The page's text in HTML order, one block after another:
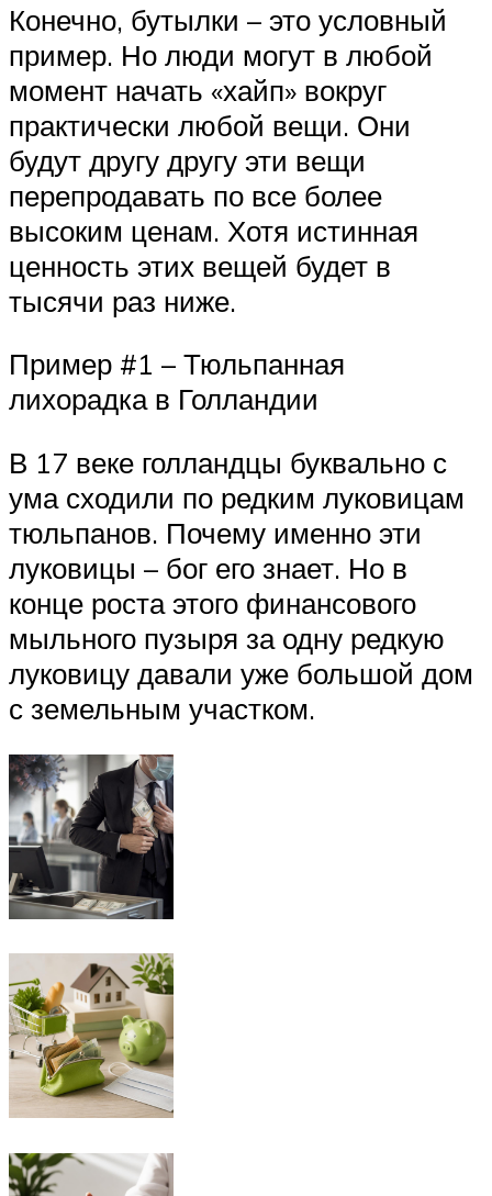
Конечно, бутылки – это условный
пример. Но люди могут в любой
момент начать «хайп» вокруг
практически любой вещи. Они
будут другу другу эти вещи
перепродавать по все более
высоким ценам. Хотя истинная
ценность этих вещей будет в
тысячи раз ниже.
Пример #1 – Тюльпанная
лихорадка в Голландии
В 17 веке голландцы буквально с
ума сходили по редким луковицам
тюльпанов. Почему именно эти
луковицы – бог его знает. Но в
конце роста этого финансового
мыльного пузыря за одну редкую
луковицу давали уже большой дом
с земельным участком.